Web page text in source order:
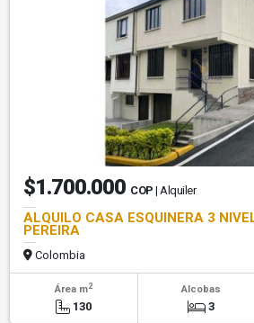
$1.700.000 COP | Alquiler
ALQUILO CASA ESQUINERA 3
PEREIRA
Colombia
Área m2
130
Alcobas
3